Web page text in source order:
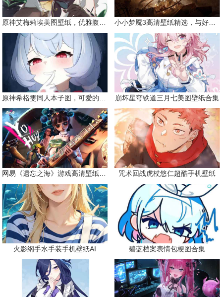
原神艾梅莉埃美图壁纸，优雅腹黑眼镜娘 小小梦魇3高清壁纸精选，与好友一同面对恐惧
原神希格雯同人本子图，可爱的双马尾 崩坏星穹铁道三月七美图壁纸合集
网易《遗忘之海》游戏高清壁纸精选 咒术回战虎杖悠仁超酷手机壁纸
火影纲手水手装手机壁纸AI 碧蓝档案表情包梗图合集